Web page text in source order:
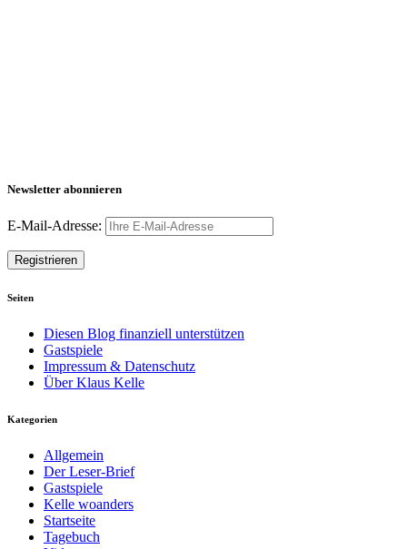
Newsletter abonnieren
E-Mail-Adresse:
Seiten
Diesen Blog finanziell unterstützen
Gastspiele
Impressum & Datenschutz
Über Klaus Kelle
Kategorien
Allgemein
Der Leser-Brief
Gastspiele
Kelle woanders
Startseite
Tagebuch